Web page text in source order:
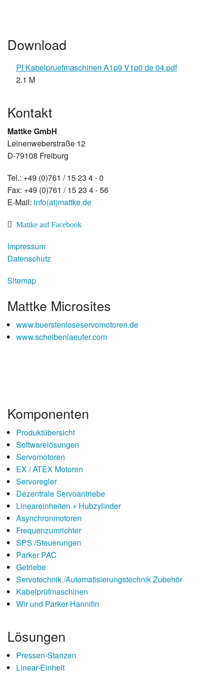
Download
PI Kabelpruefmaschinen A1p9 V1p0 de 04.pdf
2.1 M
Kontakt
Mattke GmbH
Leinenweberstraße 12
D-79108 Freiburg
Tel.: +49 (0)761 / 15 23 4 - 0
Fax: +49 (0)761 / 15 23 4 - 56
E-Mail: info(at)mattke.de
Mattke auf Facebook
Impressum
Datenschutz
Sitemap
Mattke Microsites
www.buerstenloseservomotoren.de
www.scheibenlaeufer.com
Komponenten
Produktübersicht
Softwarelösungen
Servomotoren
EX / ATEX Motoren
Servoregler
Dezentrale Servoantriebe
Lineareinheiten + Hubzylinder
Asynchronmotoren
Frequenzumrichter
SPS /Steuerungen
Parker PAC
Getriebe
Servotechnik /Automatisierungstechnik Zubehör
Kabelprüfmaschinen
Wir und Parker-Hannifin
Lösungen
Pressen-Stanzen
Linear-Einheit